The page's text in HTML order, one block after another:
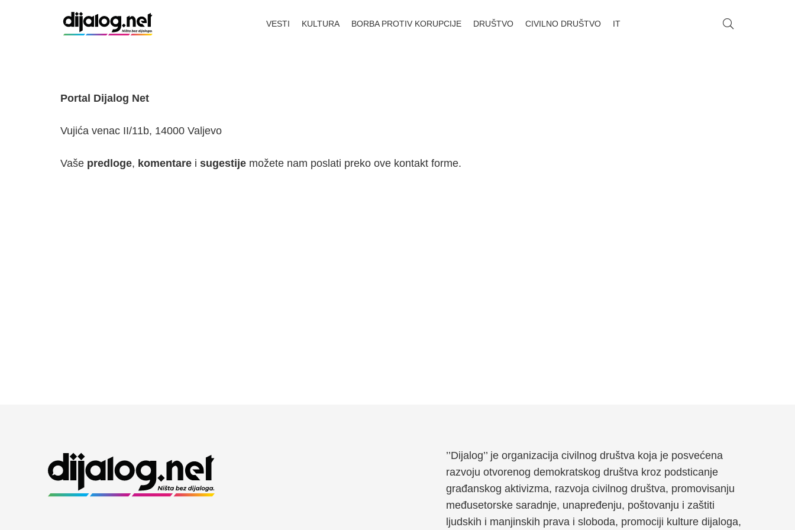
VESTI KULTURA BORBA PROTIV KORUPCIJE DRUŠTVO CIVILNO DRUŠTVO IT
Portal Dijalog Net
Vujića venac II/11b, 14000 Valjevo
Vaše predloge, komentare i sugestije možete nam poslati preko ove kontakt forme.
’’Dijalog’’ je organizacija civilnog društva koja je posvećena
razvoju otvorenog demokratskog društva kroz podsticanje
građanskog aktivizma, razvoja civilnog društva, promovisanju
međusetorske saradnje, unapređenju, poštovanju i zaštiti
ljudskih i manjinskih prava i sloboda, promociji kulture dijaloga,